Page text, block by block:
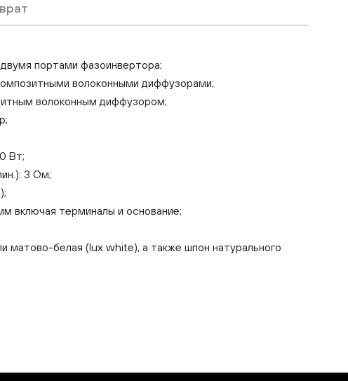
портами фазоинвертора;
волоконными диффузорами;
волоконным диффузором;
Вт;
3 Ом;
включая терминалы и основание;
матово-белая (lux white), а также шпон натурального